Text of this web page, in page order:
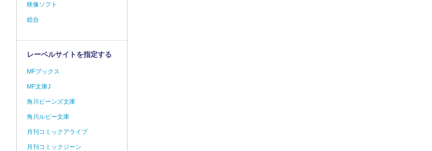
映像ソフト
総合
レーベルサイトを指定する
MFブックス
MF文庫J
角川ビーンズ文庫
角川ルビー文庫
月刊コミックアライブ
月刊コミックジーン